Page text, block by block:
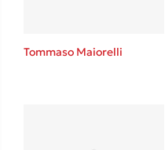
Tommaso Maiorelli